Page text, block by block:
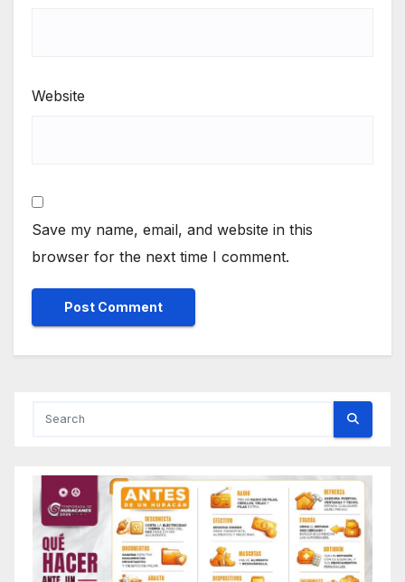
Website
Save my name, email, and website in this
browser for the next time I comment.